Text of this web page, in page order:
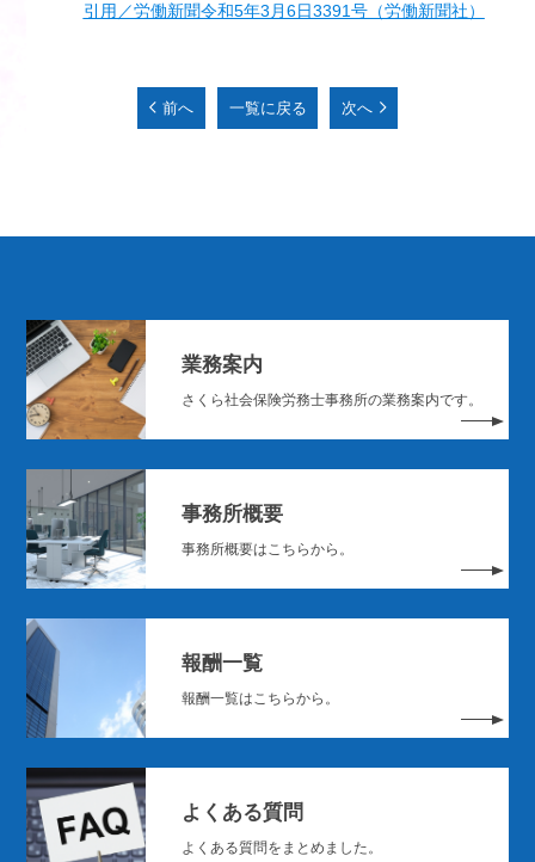
引用／労働新聞令和5年3月6日3391号（労働新聞社）
前へ 一覧に戻る 次へ
業務案内
さくら社会保険労務士事務所の業務案内です。
事務所概要
事務所概要はこちらから。
報酬一覧
報酬一覧はこちらから。
よくある質問
よくある質問をまとめました。